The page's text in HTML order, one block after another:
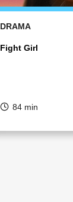
DRAMA
Fight Girl
84 min